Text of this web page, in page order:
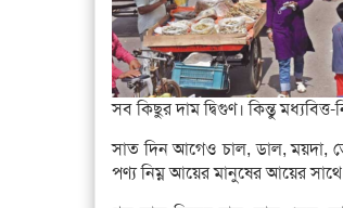
সব কিছুর দাম দ্বিগুণ। কিন্তু
সাত দিন আগেও চাল, ডাল, ময়দা,
পণ্য নিম্ন আয়ের মানুষের আয়ের সাথে